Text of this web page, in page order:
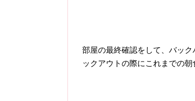
部屋の最終確認をして、バッ
ックアウトの際にこれまでの朝